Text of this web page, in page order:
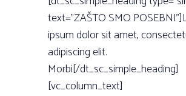
text=”ZAŠTO SMO
ipsum dolor sit amet,
adipiscing elit.
Morbi[/dt_sc_simple_heading]
[vc_column_text]